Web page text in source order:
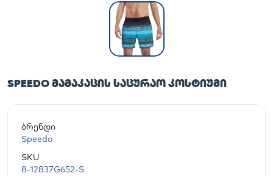
SPEEDO ᲛᲐᲛᲐᲙᲐᲪᲘᲡ ᲡᲐᲪᲣᲠᲐᲝ ᲙᲝᲡᲢᲘᲣᲛᲘ
ბრენდი
Speedo
SKU
8-12837G652-S